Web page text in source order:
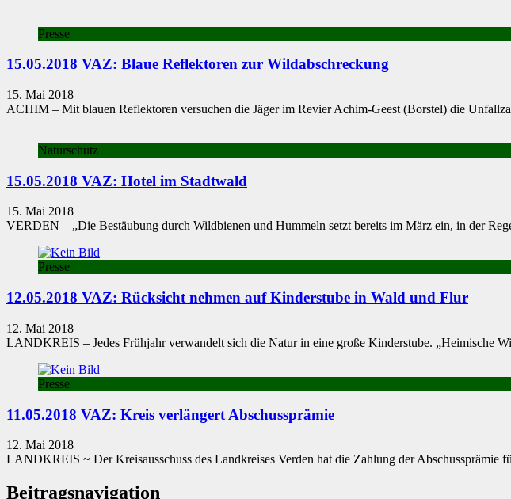
Presse
15.05.2018 VAZ: Blaue Reflektoren zur Wildabschreckung
15. Mai 2018
ACHIM – Mit blauen Reflektoren versuchen die Jäger im Revier Achim-Geest (Borstel) die
Naturschutz
15.05.2018 VAZ: Hotel im Stadtwald
15. Mai 2018
VERDEN – „Die Bestäubung durch Wildbienen und Hum­meln setzt bereits im März ein, in der
Presse
12.05.2018 VAZ: Rücksicht nehmen auf Kinderstube in Wald und Flur
12. Mai 2018
LANDKREIS – Jedes Frühjahr verwandelt sich die Natur in eine große Kinderstube. „Hei­mische
Presse
11.05.2018 VAZ: Kreis verlängert Abschussprämie
12. Mai 2018
LANDKREIS ~ Der Kreisaus­schuss des Landkreises Verden hat die Zahlung der Ab­schussprämie
Beitragsnavigation